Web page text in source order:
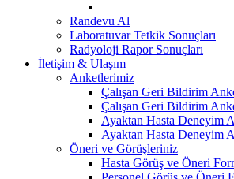
Randevu Al
Laboratuvar Tetkik Sonuçları
Radyoloji Rapor Sonuçları
İletişim & Ulaşım
Anketlerimiz
Çalışan Geri Bildirim
Çalışan Geri Bildirim
Ayaktan Hasta Deneyim
Ayaktan Hasta Deneyim
Öneri ve Görüşleriniz
Hasta Görüş ve Öneri